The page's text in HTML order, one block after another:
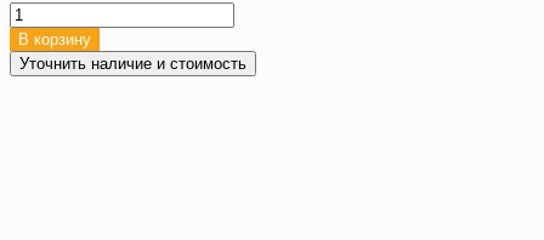
Количество
товара
Полог
тент
В корзину
Уточнить наличие и стоимость